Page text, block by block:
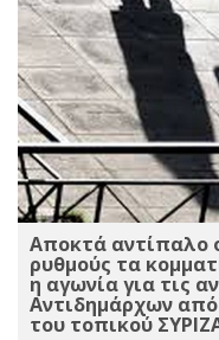
Αποκτά αντίπαλο
ρυθμούς τα
η αγωνία για τις
Αντιδημάρχων
του τοπικού